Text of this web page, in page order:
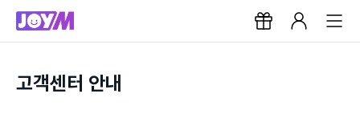
고객센터 안내